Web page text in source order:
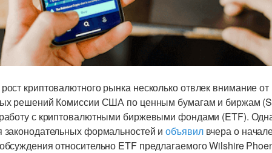
криптовалютного рынка несколько отвлек внимание
решений Комиссии США по ценным бумагам и биржам
с криптовалютными биржевыми фондами (ETF).
законодательных формальностей иобъявилвчера о
относительно ETF предлагаемого Wilshire